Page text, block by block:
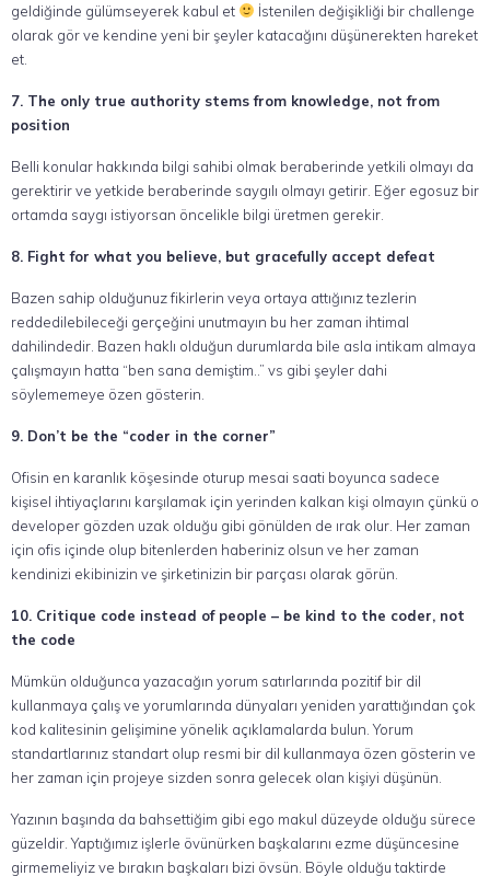
geldiğinde gülümseyerek kabul et
İstenilen değişikliği bir challenge
olarak gör ve kendine yeni bir şeyler katacağını düşünerekten hareket
et.
7. The only true authority stems from knowledge, not from
position
Belli konular hakkında bilgi sahibi olmak beraberinde yetkili olmayı da
gerektirir ve yetkide beraberinde saygılı olmayı getirir. Eğer egosuz bir
ortamda saygı istiyorsan öncelikle bilgi üretmen gerekir.
8. Fight for what you believe, but gracefully accept defeat
Bazen sahip olduğunuz fikirlerin veya ortaya attığınız tezlerin
reddedilebileceği gerçeğini unutmayın bu her zaman ihtimal
dahilindedir. Bazen haklı olduğun durumlarda bile asla intikam almaya
çalışmayın hatta “ben sana demiştim..” vs gibi şeyler dahi
söylememeye özen gösterin.
9. Don’t be the “coder in the corner”
Ofisin en karanlık köşesinde oturup mesai saati boyunca sadece
kişisel ihtiyaçlarını karşılamak için yerinden kalkan kişi olmayın çünkü o
developer gözden uzak olduğu gibi gönülden de ırak olur. Her zaman
için ofis içinde olup bitenlerden haberiniz olsun ve her zaman
kendinizi ekibinizin ve şirketinizin bir parçası olarak görün.
10. Critique code instead of people – be kind to the coder, not
the code
Mümkün olduğunca yazacağın yorum satırlarında pozitif bir dil
kullanmaya çalış ve yorumlarında dünyaları yeniden yarattığından çok
kod kalitesinin gelişimine yönelik açıklamalarda bulun. Yorum
standartlarınız standart olup resmi bir dil kullanmaya özen gösterin ve
her zaman için projeye sizden sonra gelecek olan kişiyi düşünün.
Yazının başında da bahsettiğim gibi ego makul düzeyde olduğu sürece
güzeldir. Yaptığımız işlerle övünürken başkalarını ezme düşüncesine
girmemeliyiz ve bırakın başkaları bizi övsün. Böyle olduğu taktirde